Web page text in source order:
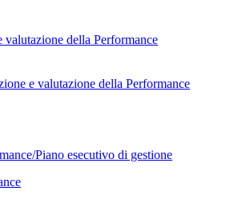
valutazione della Performance
e valutazione della Performance
Piano esecutivo di gestione